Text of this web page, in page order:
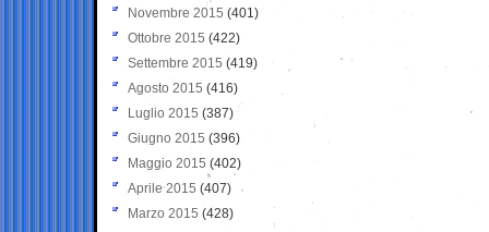
Novembre 2015 (401)
Ottobre 2015 (422)
Settembre 2015 (419)
Agosto 2015 (416)
Luglio 2015 (387)
Giugno 2015 (396)
Maggio 2015 (402)
Aprile 2015 (407)
Marzo 2015 (428)